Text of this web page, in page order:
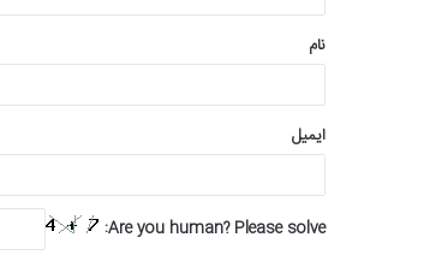
*
نام
ایمیل
Are you human? Please solve: